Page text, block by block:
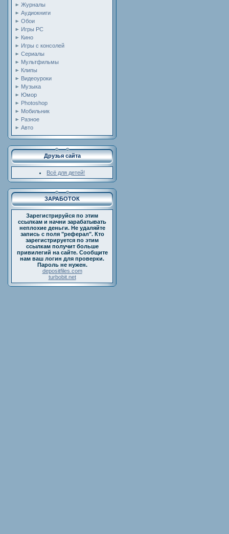
Журналы
Аудиокниги
Обои
Игры PC
Кино
Игры с консолей
Сериалы
Мультфильмы
Клипы
Видеоуроки
Музыка
Юмор
Photoshop
Мобильник
Разное
Авто
Друзья сайта
Всё для детей!
ЗАРАБОТОК
Зарегистрируйся по этим
ссылкам и начни зарабатывать
неплохие деньги. Не удаляйте
запись с поля "реферал". Кто
зарегистрируется по этим
ссылкам получит больше
привилегий на сайте. Сообщите
нам ваш логин для проверки.
Пароль не нужен.
depositfiles.com
turbobit.net